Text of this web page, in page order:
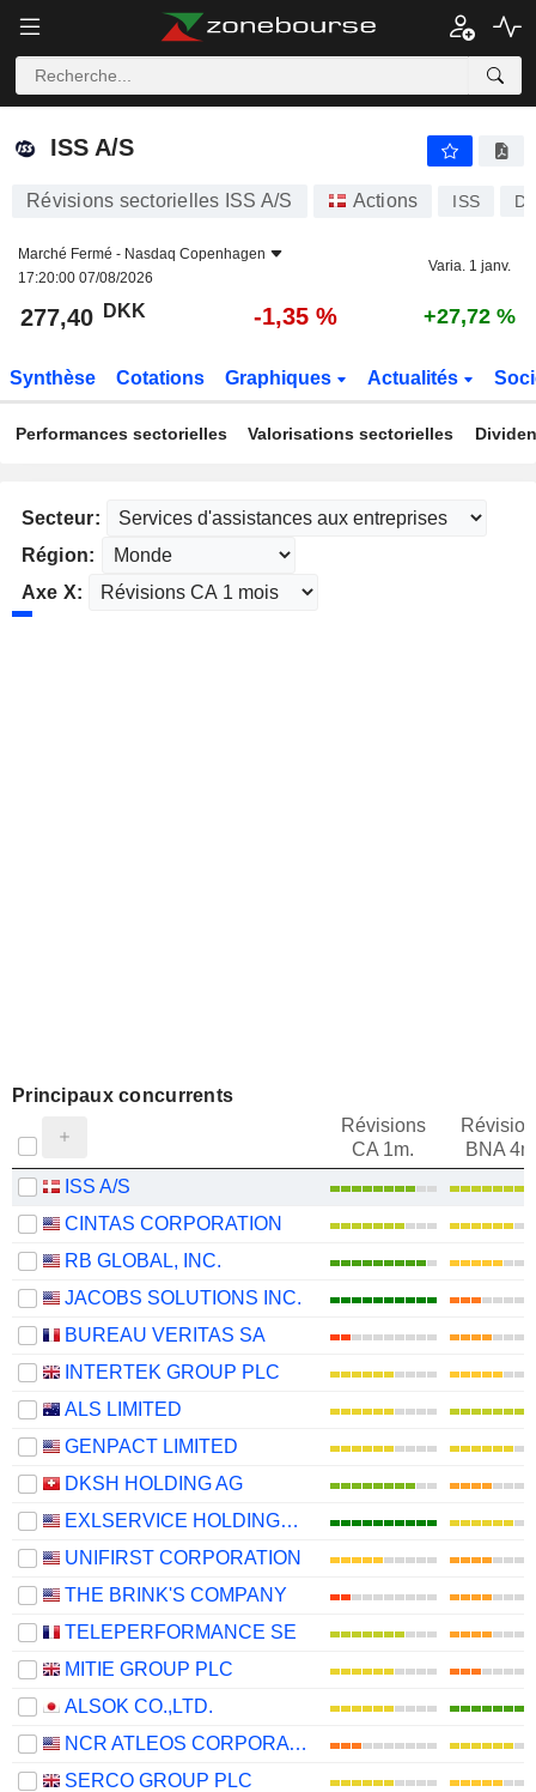
ISS A/S
ISS A/S
Révisions sectorielles ISS A/S Actions ISS
Marché Fermé - Nasdaq Copenhagen
17:20:00 07/08/2026
Varia. 1 janv.
277,40 DKK -1,35 % +27,72 %
Synthèse Cotations Graphiques Actualités
Performances sectorielles Valorisations sectorielles
Secteur:
Région:
Axe X:
Principaux concurrents
Révisions
CA 1m.
BNA
ISS A/S
CINTAS CORPORATION
RB GLOBAL, INC.
JACOBS SOLUTIONS INC.
BUREAU VERITAS SA
INTERTEK GROUP PLC
ALS LIMITED
GENPACT LIMITED
DKSH HOLDING AG
EXLSERVICE HOLDINGS, INC.
UNIFIRST CORPORATION
THE BRINK'S COMPANY
TELEPERFORMANCE SE
MITIE GROUP PLC
ALSOK CO.,LTD.
NCR ATLEOS CORPORATION
SERCO GROUP PLC